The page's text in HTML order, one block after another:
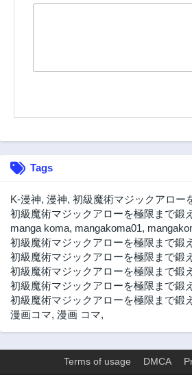
Tags
K-漫神, 漫神, 初級魔術マジックアロー
初級魔術マジックアローを極限まで鍛
manga koma, mangakoma01,
初級魔術マジックアローを極限まで鍛
初級魔術マジックアローを極限まで鍛
初級魔術マジックアローを極限まで鍛
初級魔術マジックアローを極限まで鍛
初級魔術マジックアローを極限まで鍛
漫画コマ, 漫画 コマ,
Terms of usage DMCA